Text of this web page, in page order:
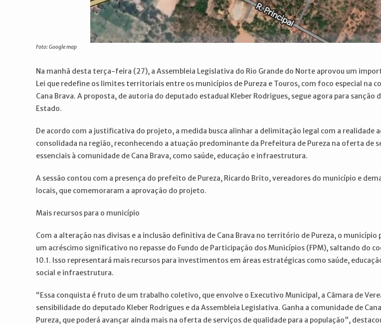
Foto: Google map
Na manhã desta terça-feira (27), a Assembleia Legislativa do Rio Grande do Norte aprovou um
Lei que redefine os limites territoriais entre os municípios de Pureza e Touros, com foco especial na
Cana Brava. A proposta, de autoria do deputado estadual Kleber Rodrigues, segue agora para sanção
Estado.
De acordo com a justificativa do projeto, a medida busca alinhar a delimitação legal com a realidade
consolidada na região, reconhecendo a atuação predominante da Prefeitura de Pureza na oferta de
essenciais à comunidade de Cana Brava, como saúde, educação e infraestrutura.
A sessão contou com a presença do prefeito de Pureza, Ricardo Brito, vereadores do município e
locais, que comemoraram a aprovação do projeto.
Mais recursos para o município
Com a alteração nas divisas e a inclusão definitiva de Cana Brava no território de Pureza, o município
um acréscimo significativo no repasse do Fundo de Participação dos Municípios (FPM), saltando do
10.1. Isso representará mais recursos para investimentos em áreas estratégicas como saúde,
social e infraestrutura.
“Essa conquista é fruto de um trabalho coletivo, que envolve o Executivo Municipal, a Câmara de
sensibilidade do deputado Kleber Rodrigues e da Assembleia Legislativa. Ganha a comunidade de
Pureza, que poderá avançar ainda mais na oferta de serviços de qualidade para a população”,